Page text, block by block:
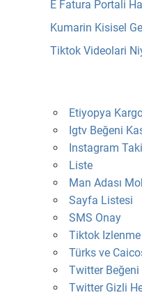
E Fatura Portali
Kumarin Kisisel
Tiktok Videolari
Etiyopya
Igtv Beğeni
Instagram
Liste
Man Adası
Sayfa Listesi
SMS Onay
Tiktok Izlenme
Türks ve
Twitter
Twitter Gizli